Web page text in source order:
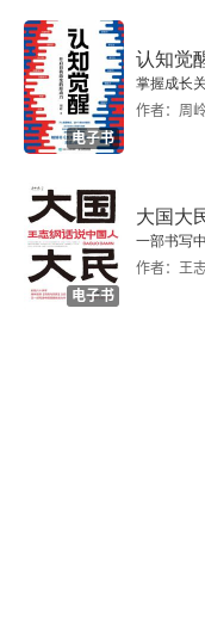
电子书
认知觉
掌握成长
作者：周
电子书
大国大
一部书写
作者：王